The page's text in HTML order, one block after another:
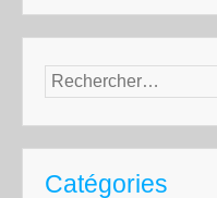
Rechercher :
Catégories